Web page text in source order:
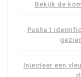
Bekijk de
Pusha t
Injecteer een